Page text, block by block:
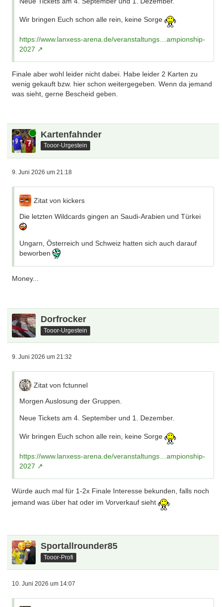
Wir bringen Euch schon alle rein, keine Sorge
https://www.lanxess-arena.de/veranstaltungs…ampionship-
2027
Finale aber wohl leider nicht dabei. Habe leider 2 Karten zu
wenig gekauft bzw. hier schon weitergegeben. Wenn da jemand
was sieht, gerne Bescheid geben.
Online Kartenfahnder
Tooor-Urgestein
9. Juni 2026 um 21:18
Zitat von kickers
Die letzten Wildcards gingen an Saudi-Arabien und Türkei
Ungarn, Österreich und Schweiz hatten sich auch darauf
beworben
Money...
Dorfrocker
Tooor-Urgestein
9. Juni 2026 um 21:32
Zitat von fctunnel
Morgen Auslosung der Gruppen.
Neue Tickets am 4. September und 1. Dezember.
Wir bringen Euch schon alle rein, keine Sorge
https://www.lanxess-arena.de/veranstaltungs…ampionship-
2027
Würde auch mal für 1-2x Finale Interesse bekunden, falls noch
jemand was über hat oder im Vorverkauf sieht
Sportallrounder85
Tooor-Profi
10. Juni 2026 um 14:07